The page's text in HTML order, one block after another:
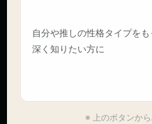
自分や推しの性格タイプをも
深く知りたい方に
※ 上のボタンか